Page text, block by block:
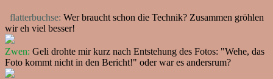
flatterbuchse: Wer braucht schon die Technik? Zusammen gröhlen
wir eh viel besser!
Zwen: Geli drohte mir kurz nach Entstehung des Fotos: "Wehe, das
Foto kommt nicht in den Bericht!" oder war es andersrum?